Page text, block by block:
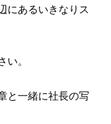
にあるいきなりス
。
と一緒に社長の写